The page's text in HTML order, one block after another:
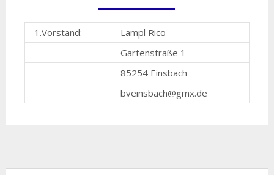
1.Vorstand:
Lampl Rico
Gartenstraße 1
85254 Einsbach
bveinsbach@gmx.de